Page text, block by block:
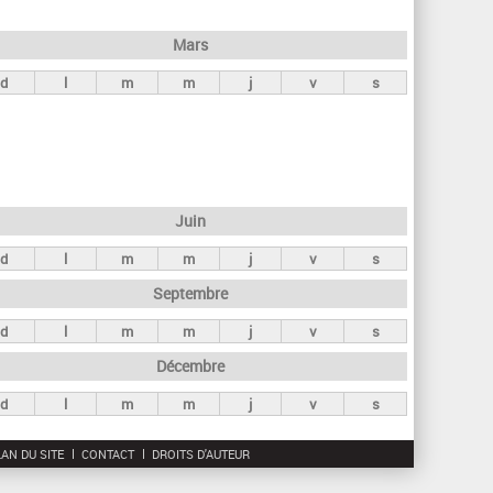
r
c
Mars
d l m m j v s
Juin
d l m m j v s
Septembre
d l m m j v s
Décembre
d l m m j v s
DU SITE CONTACT DROITS D'AUTEUR